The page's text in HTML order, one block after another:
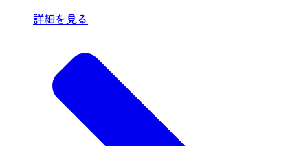
詳細を見る